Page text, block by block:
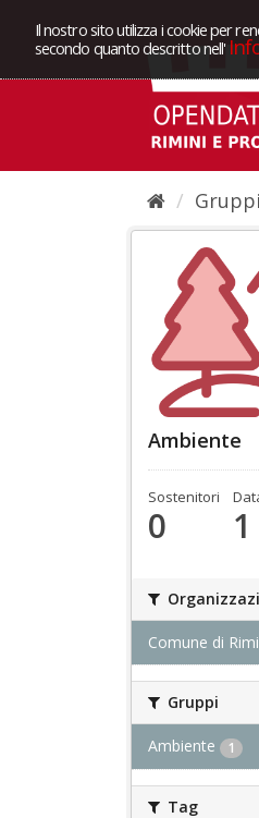
Il nostro sito utilizza i cookie per
secondo quanto descritto nell'
Gruppi
Ambiente
Sostenitori
0 1
Comune di
Gruppi
Ambiente 1
Tag